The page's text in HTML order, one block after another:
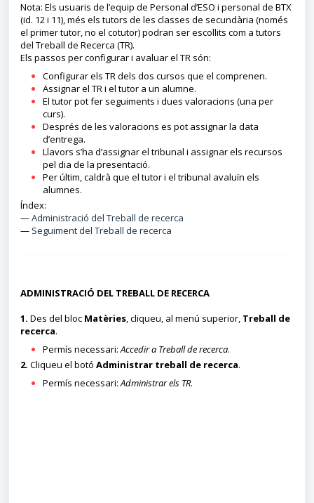
Nota: Els usuaris de l’equip de Personal d’ESO i personal de BTX
(id. 12 i 11), més els tutors de les classes de secundària (només
el primer tutor, no el cotutor) podran ser escollits com a tutors
del Treball de Recerca (TR).
Els passos per configurar i avaluar el TR són:
Configurar els TR dels dos cursos que el comprenen.
Assignar el TR i el tutor a un alumne.
El tutor pot fer seguiments i dues valoracions (una per
curs).
Després de les valoracions es pot assignar la data
d’entrega.
Llavors s’ha d’assignar el tribunal i assignar els recursos
pel dia de la presentació.
Per últim, caldrà que el tutor i el tribunal avaluïn els
alumnes.
Índex:
—Administració del Treball de recerca
— Seguiment del Treball de recerca
ADMINISTRACIÓ DEL TREBALL DE RECERCA
1. Des del bloc Matèries, cliqueu, al menú superior, Treball de
recerca.
Permís necessari:Accedir a Treball de recerca.
2. Cliqueu el botó Administrar treball de recerca.
Permís necessari:Administrar els TR.